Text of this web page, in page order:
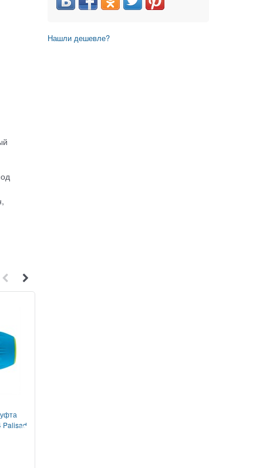
Palisad
Нашли дешевле?